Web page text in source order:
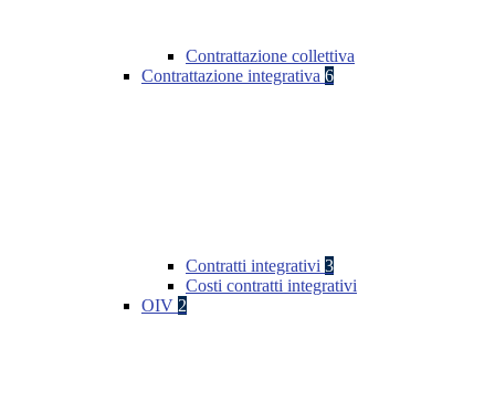
Contrattazione collettiva
Contrattazione integrativa 6
Contratti integrativi 3
Costi contratti integrativi
OIV 2